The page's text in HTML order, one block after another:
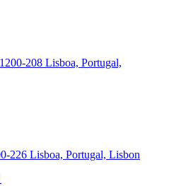
208 Lisboa, Portugal,
226 Lisboa, Portugal, Lisbon